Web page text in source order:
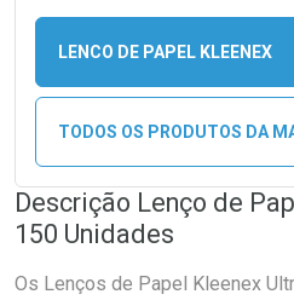
LENCO DE PAPEL KLEENEX
TODOS OS PRODUTOS DA
Descrição Lenço de
150 Unidades
Os Lenços de Papel Kleenex